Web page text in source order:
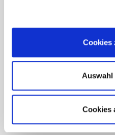
Cookies
Auswahl
Cookies
IST DAS WIRKLICH ALLES
JA! Die Texte und Bilder sind
dergleichen. Wir finanzieren
Dienstleistungen durch unsere